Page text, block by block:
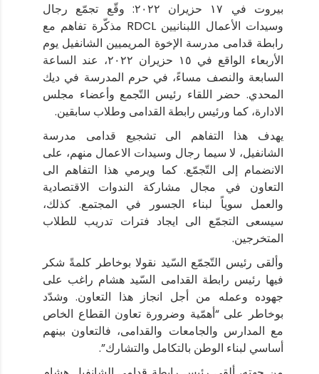
بيروت في ١٧ حزيران ٢٠٢٢: وقّع تجمّع رجال
وسيدات الأعمال اللبنانيين RDCL مذكّرة تفاهم مع
رابطة قدامى مدرسة الإخوة المريميين الشانفيل يوم
الأربعاء الواقع في ١٥ حزيران ٢٠٢٢، عند الساعة
السابعة والنصف مساءً، في حرم المدرسة في ديك
المحدي. حضر اللقاء رئيس التّجمع وأعضاء مجلس
الادارة، كما ورئيس رابطة القدامى وطلاب سابقين.
يهدف هذا التفاهم الى تشجيع قدامى مدرسة
الشانفيل، لا سيما رجال وسيدات الاعمال منهم، على
الانضمام إلى التّجمّع. كما ويرمي هذا التفاهم الى
التعاون في مجال مشاركة الندوات الاقتصادية
والعمل سوياً لبناء الجسور في المجتمع. كذلك،
سيسعى التجمّع الى ايجاد فترات تدريب للطلاب
المتخرجين.
وألقى رئيس التّجمّع السّيد نقولا بوخاطر كلمةً شكر
فيها رئيس رابطة القدامى السّيد هشام راغب على
جهوده وعمله من أجل انجاز هذا التعاون. وشدّد
بوخاطر على “أهمّية وضرورة تعاون القطاع الخاص
مع المدارس والجامعات والقدامى، فالتعاون بينهم
أساسي لبناء الوطن بالتكامل والتشارك”.